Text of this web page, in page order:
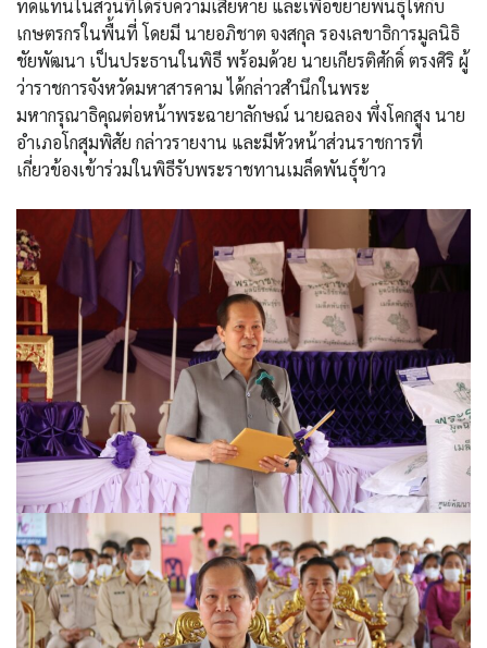
ทดแทนในส่วนที่ได้รับความเสียหาย และเพื่อขยายพันธุ์ให้กับ
เกษตรกรในพื้นที่ โดยมี นายอภิชาต จงสกุล รองเลขาธิการมูลนิธิ
ชัยพัฒนา เป็นประธานในพิธี พร้อมด้วย นายเกียรติศักดิ์ ตรงศิริ ผู้
ว่าราชการจังหวัดมหาสารคาม ได้กล่าวสำนึกในพระ
มหากรุณาธิคุณต่อหน้าพระฉายาลักษณ์ นายฉลอง พึ่งโคกสูง นาย
อำเภอโกสุมพิสัย กล่าวรายงาน และมีหัวหน้าส่วนราชการที่
เกี่ยวข้องเข้าร่วมในพิธีรับพระราชทานเมล็ดพันธุ์ข้าว